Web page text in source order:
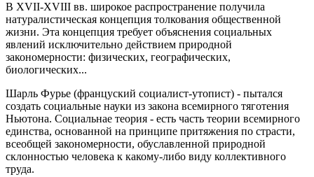
В XVII-XVIII вв. широкое распространение получила
натуралистическая концепция толкования общественной
жизни. Эта концепция требует объяснения социальных
явлений исключительно действием природной
закономерности: физических, географических,
биологических...
Шарль Фурье (француский социалист-утопист) - пытался
создать социальные науки из закона всемирного тяготения
Ньютона. Социальнае теория - есть часть теории всемирного
единства, основанной на принципе притяжения по страсти,
всеобщей закономерности, обуславленной природной
склонностью человека к какому-либо виду коллективного
труда.